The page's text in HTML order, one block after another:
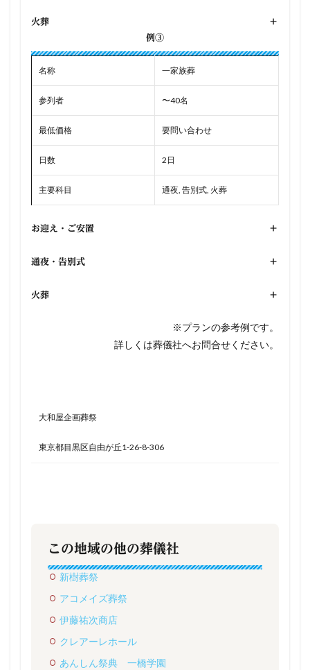
火葬
+
例③
名称 一家族葬
参列者 〜40名
最低価格 要問い合わせ
日数 2日
主要科目 通夜, 告別式, 火葬
お迎え・ご安置 +
通夜・告別式 +
火葬 +
※プランの参考例です。
詳しくは葬儀社へお問合せください。
大和屋企画葬祭
東京都目黒区自由が丘1-26-8-306
この地域の他の葬儀社
新樹葬祭
アコメイズ葬祭
伊藤祐次商店
クレアーレホール
あんしん祭典 一橋学園